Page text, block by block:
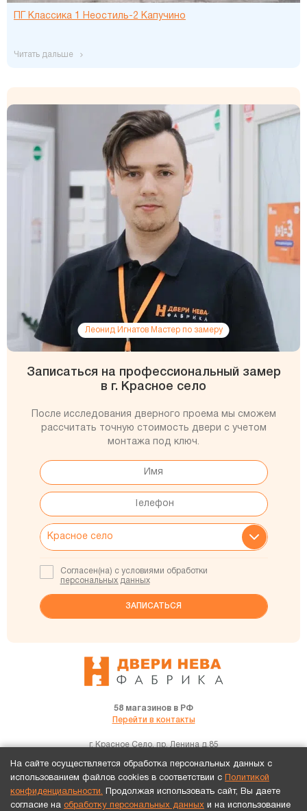
ПГ Классика 1 Неостиль-2 Капучино
читать дальше
Леонид Игнатов Мастер по замеру
Записаться на профессиональный замер
в г. Красное село
После исследования дверного проема мы сможем
рассчитать точную стоимость двери с учетом
монтажа под ключ.
Согласен(на) с условиями обработки
персональных данных
58 магазинов в РФ
Перейти в контакты
г. Красное Село, пр. Ленина д.85
+7(921)183-57-66
На сайте осуществляется обработка персональных данных с
использованием файлов cookies в соответствии с
Политикой
конфиденциальности. Продолжая использовать сайт, Вы даете
согласие на обработку персональных данных и на использование